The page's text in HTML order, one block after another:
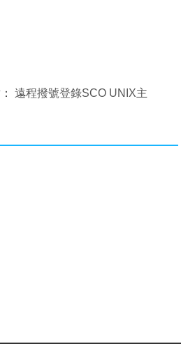
遠程撥號登錄SCO UNIX主